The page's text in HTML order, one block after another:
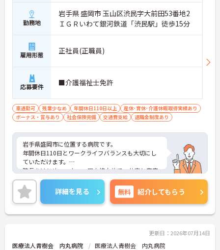
勤務地
岩手県 盛岡市 玉山区渋民字大前田53番地2
ＩＧＲいわて銀河鉄道「渋民駅」徒歩15分
雇用形態 正社員(正職員)
応募要件 ■介護福祉士免許
車通勤可 残業少なめ 年間休日110日以上
産休･育休･介護休暇取得実績あり
ボーナス・賞与あり
社会保険完備 交通費支給 退職金制度あり
岩手県盛岡市に位置する病院です。
年間休日110日とワークライフバランスも大切にし
ていただけます。
院長をはじめ、スタッフ同士協力的で、仕事と家庭
の両立にも理解があるため長く安心してご就業いた
だけます。
ご興味のある方は是非お気軽にお問い合わせくださ
い。
詳細を見る 無料 紹介してもらう
更新日：2026年07月14日
医療法人青樹会 内丸病院 医療法人青樹会 内丸病院